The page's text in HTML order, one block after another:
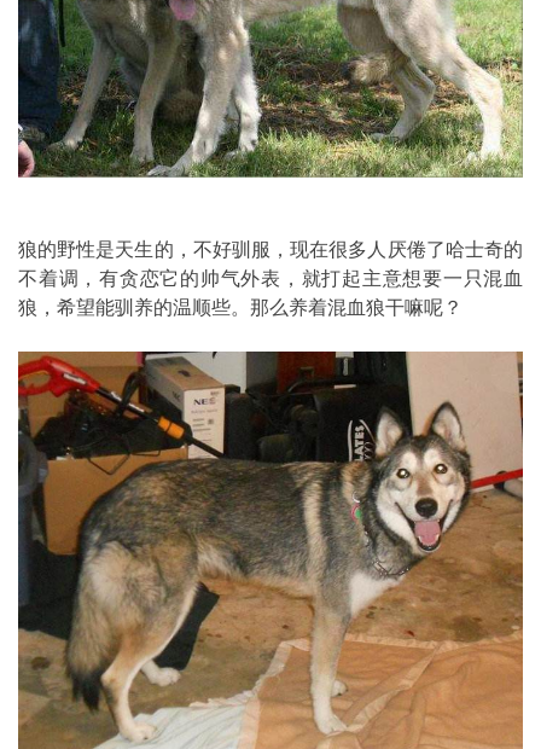
狼的野性是天生的，不好驯服，现在很多人厌倦了哈士奇的
不着调，有贪恋它的帅气外表，就打起主意想要一只混血
狼，希望能驯养的温顺些。那么养着混血狼干嘛呢？